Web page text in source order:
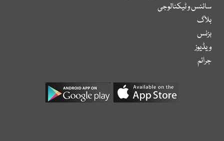
سائنس و ٹیکنالوجی
بلاگ
بزنس
ویڈیوز
جرائم